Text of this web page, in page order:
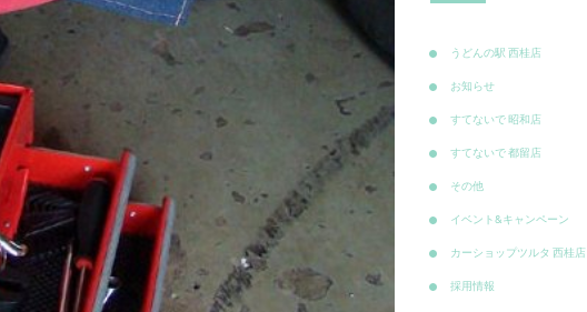
うどんの駅 西桂店
お知らせ
すてないで 昭和店
すてないで 都留店
その他
イベント&キャンペーン
カーショップツルタ 西桂店
採用情報